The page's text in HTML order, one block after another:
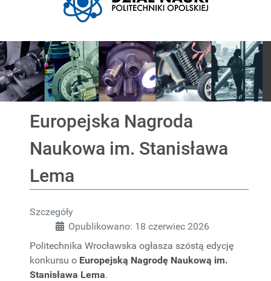
Pokaz slajdów
Europejska Nagroda
Naukowa im. Stanisława
Lema
Szczegóły
Opublikowano: 18 czerwiec 2026
Politechnika Wrocławska ogłasza szóstą edycję
konkursu o Europejską Nagrodę Naukową im.
Stanisława Lema.